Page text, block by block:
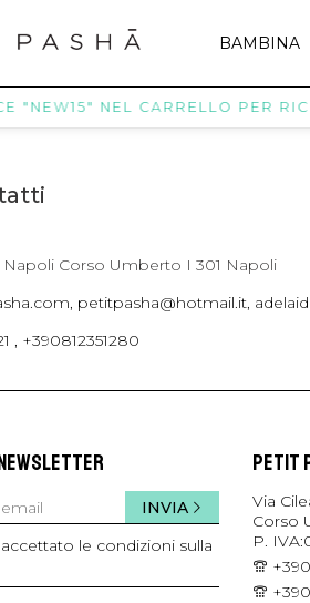
BAMBINA
"NEW15" NEL CARRELLO PER
Napoli Corso Umberto I 301 Napoli
petitpasha@hotmail.it,
, +390812351280
le condizioni sulla
INVIA
PETIT
Via
Corso
P.